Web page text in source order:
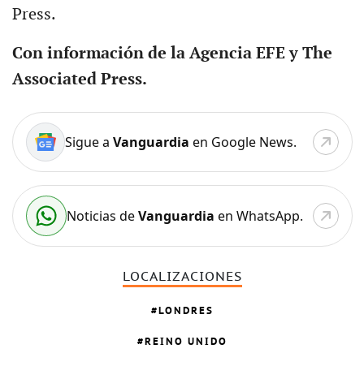
Press.
Con información de la Agencia EFE y The
Associated Press.
Sigue a Vanguardia en Google News.
Noticias deVanguardia en WhatsApp.
LOCALIZACIONES
LONDRES
REINO UNIDO